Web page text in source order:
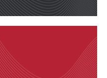
admirable” et de plus
la philosophie, de la
arts et encore “qui
les plus célèbres
justement cette
séduire le public
la nuit était inquiétante
inconnue, sombre